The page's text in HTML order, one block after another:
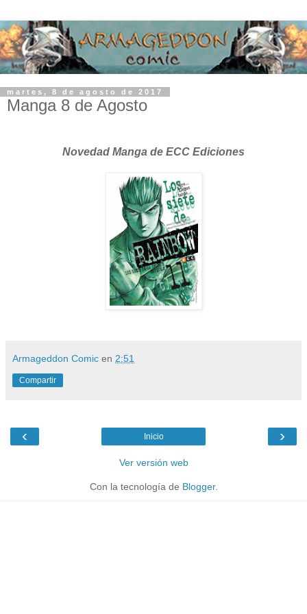
martes, 8 de agosto de 2017
Manga 8 de Agosto
Novedad Manga de ECC Ediciones
Armageddon Comic en 2:51
Compartir
‹ ›
Inicio
Ver versión web
Con la tecnología de Blogger.